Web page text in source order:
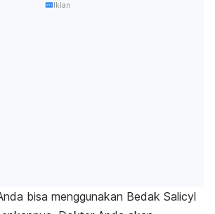
Iklan
bisa menggunakan Bedak Salicyl